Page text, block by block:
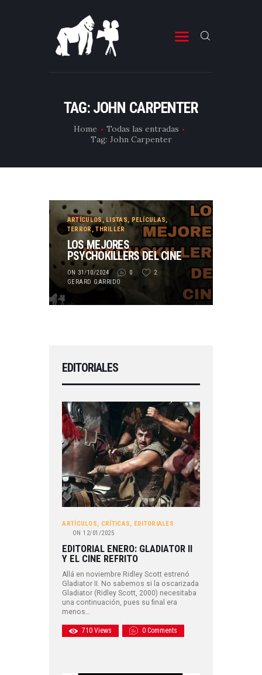
TAG: JOHN CARPENTER
Home
Todas las entradas
Tag: John Carpenter
ESTRENOS DE TELEVISIÓN
CRÍTICAS
ARTÍCULOS
ESPECIALES
EDITORIALES
EQUIPO DE BBK
TÉRMINOS Y CONDICIONES
ARTÍCULOS,LISTAS, PELÍCULAS,
TERROR,THRILLER
LOS MEJORES
PSYCHOKILLERS DEL CINE
ON 31/10/2024 0
2
GERARD GARRIDO
EDITORIALES
ARTÍCULOS, CRÍTICAS, EDITORIALES
ON 12/01/2025
EDITORIAL ENERO: GLADIATOR II
Y EL CINE REFRITO
Allá en noviembre Ridley Scott estrenó
Gladiator II. No sabemos si la oscarizada
Gladiator (Ridley Scott, 2000) necesitaba
una continuación, pues su final era
menos…
710 Views 0 Comments